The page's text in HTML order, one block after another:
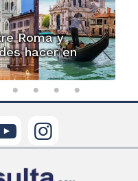
Roma y
hacer en